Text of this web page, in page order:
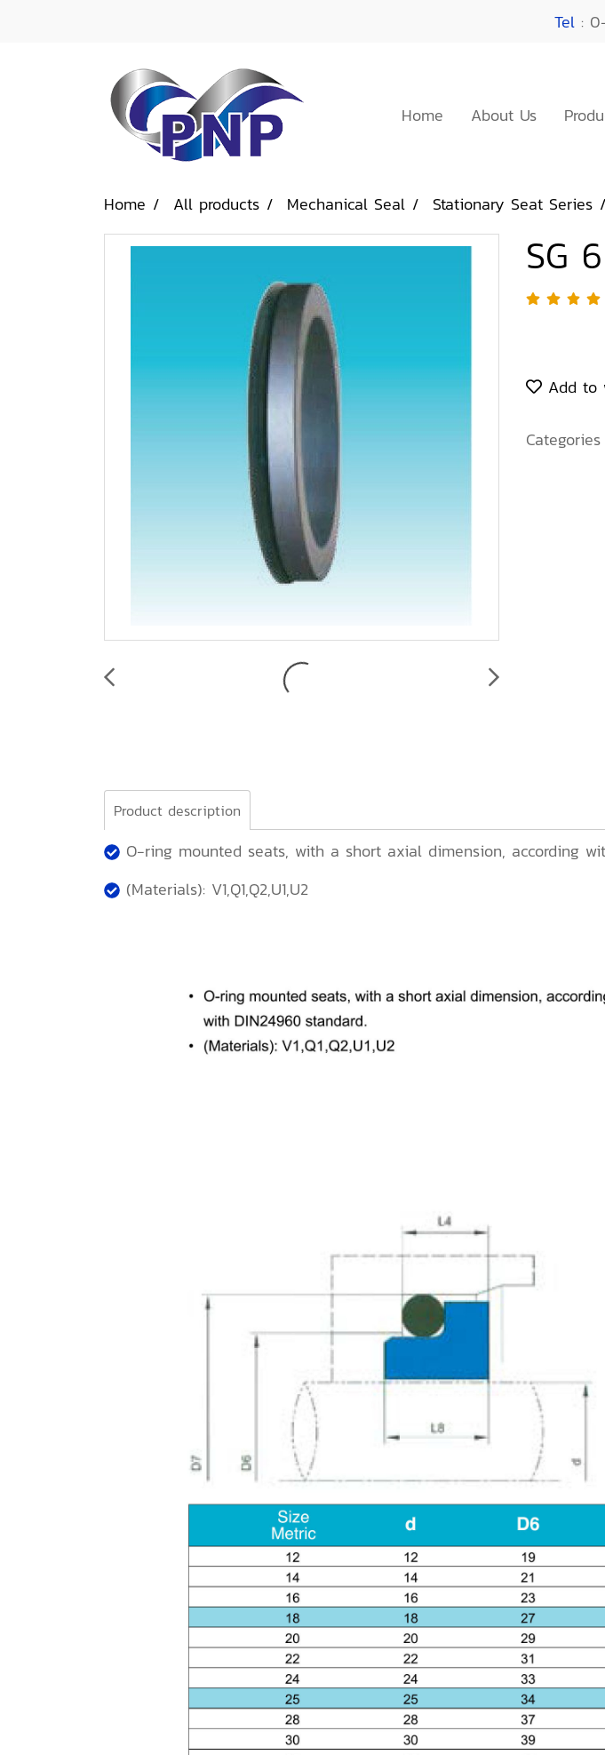
Tel :
Home About Us
Home All products Mechanical Seal Stationary Seat Series
SG 6
Add to
Product description
O-ring mounted seats, with a short axial dimension, according
(Materials): V1,Q1,Q2,U1,U2